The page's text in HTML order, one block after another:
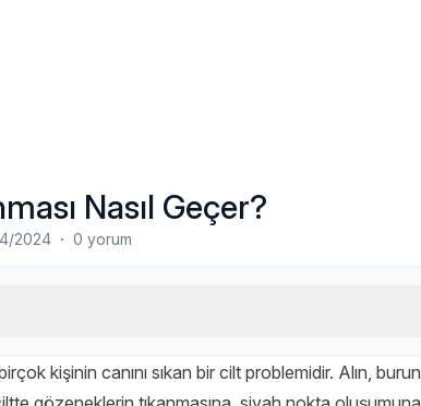
Nasıl Geçer?
2024 · 0 yorum
kişinin canını sıkan bir cilt problemidir. Alın,